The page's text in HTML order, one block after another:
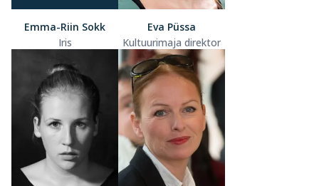
Emma-Riin Sokk
Iris
Eva Püssa
Kultuurimaja direktor